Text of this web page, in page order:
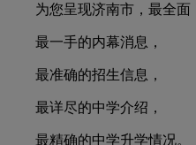
为您呈现济南市，最全面
最一手的内幕消息，
最准确的招生信息，
最详尽的中学介绍，
最精确的中学升学情况。